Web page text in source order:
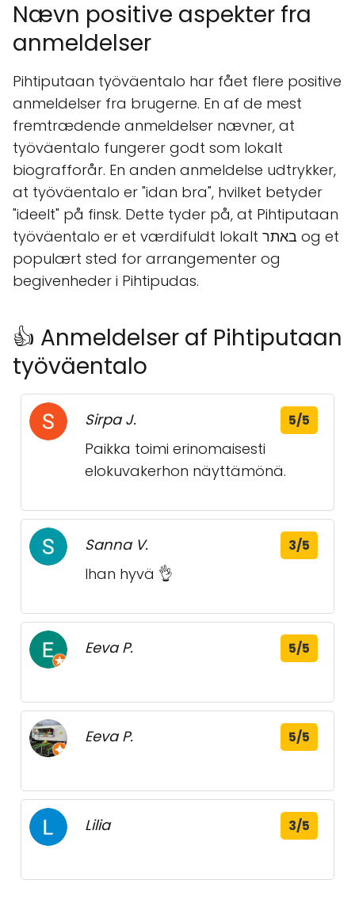
Nævn positive aspekter fra
anmeldelser
Pihtiputaan työväentalo har fået flere positive
anmeldelser fra brugerne. En af de mest
fremtrædende anmeldelser nævner, at
työväentalo fungerer godt som lokalt
biografforår. En anden anmeldelse udtrykker,
at työväentalo er "idan bra", hvilket betyder
"ideelt" på finsk. Dette tyder på, at Pihtiputaan
työväentalo er et værdifuldt lokalt באתר og et
populært sted for arrangementer og
begivenheder i Pihtipudas.
👍 Anmeldelser af Pihtiputaan
työväentalo
Sirpa J. 5/5
Paikka toimi erinomaisesti
elokuvakerhon näyttämönä.
Sanna V. 3/5
Ihan hyvä 👌
Eeva P. 5/5
Eeva P. 5/5
Lilia 3/5